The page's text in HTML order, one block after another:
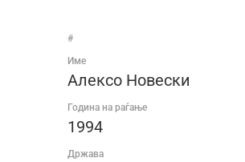
#
Име
Алексо Новески
Година на раѓање
1994
Држава